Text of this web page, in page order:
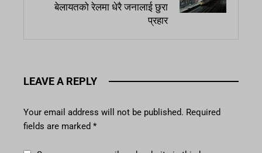
बेलायतको रेलमा धेरै जनालाई छुरा
प्रहार
LEAVE A REPLY
Your email address will not be published. Required
fields are marked *